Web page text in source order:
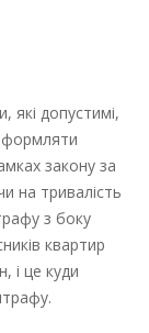
допустимі,
закону за
на тривалість
з боку
квартир
і це куди